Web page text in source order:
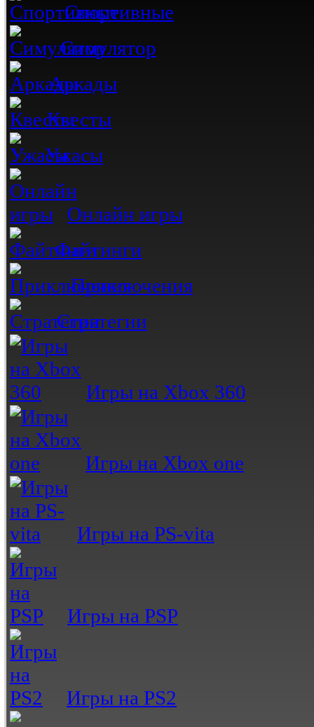
Спортивные
Симулятор
Аркады
Квесты
Ужасы
Онлайн игры
Файтинги
Приключения
Стратегии
Игры на Xbox 360
Игры на Xbox one
Игры на PS-vita
Игры на PSP
Игры на PS2